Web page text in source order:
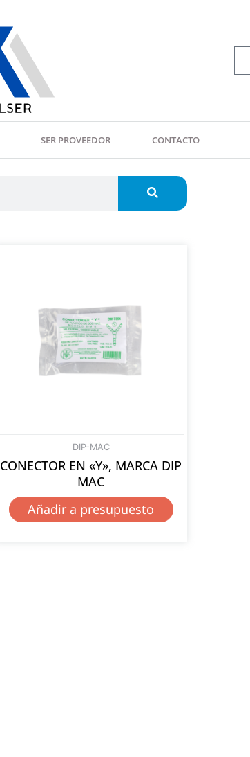
SER PROVEEDOR CONTACTO
DIP-MAC
CONECTOR EN «Y», MARCA DIP
MAC
Añadir a presupuesto